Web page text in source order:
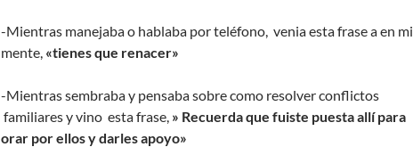
-Mientras manejaba o hablaba por teléfono, venia esta frase a en mi
mente, «tienes que renacer»
-Mientras sembraba y pensaba sobre como resolver conflictos
familiares y vino esta frase, » Recuerda que fuiste puesta allí para
orar por ellos y darles apoyo»